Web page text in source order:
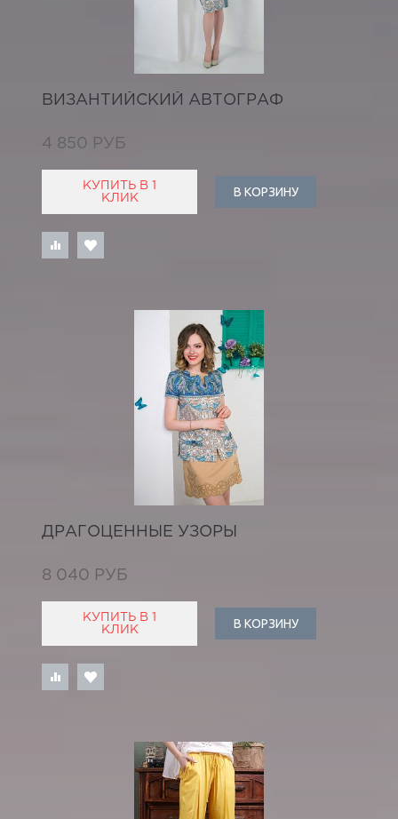
ВИЗАНТИЙСКИЙ АВТОГРАФ
4 850 РУБ
КУПИТЬ В 1
КЛИК
В КОРЗИНУ
ДРАГОЦЕННЫЕ УЗОРЫ
8 040 РУБ
КУПИТЬ В 1
КЛИК
В КОРЗИНУ